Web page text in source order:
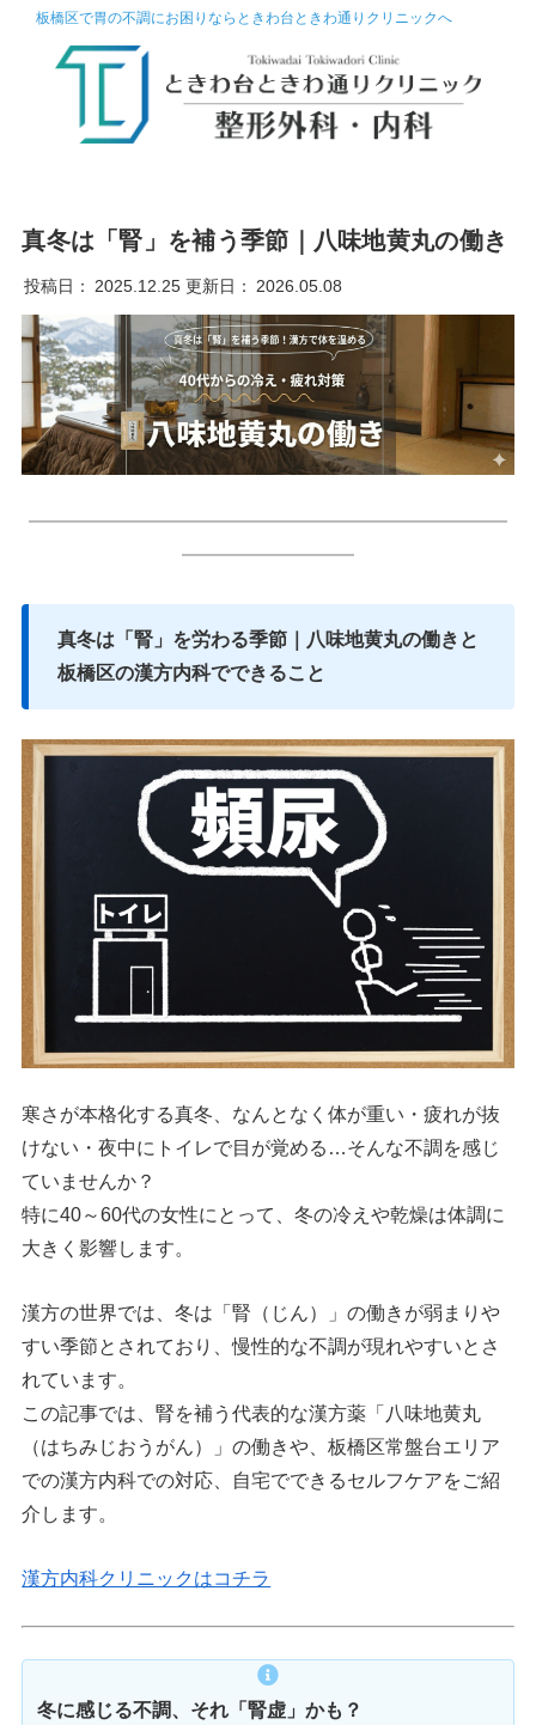
板橋区で胃の不調にお困りならときわ台ときわ通りクリニックへ
真冬は「腎」を補う季節｜八味地黄丸の働き
更新日： 2026.05.08
投稿日： 2025.12.25
━━━━━━━━━━━━━━━━━━━━━━━━━
━━━━━━━━━
真冬は「腎」を労わる季節｜八味地黄丸の働きと
板橋区の漢方内科でできること
寒さが本格化する真冬、なんとなく体が重い・疲れが抜
けない・夜中にトイレで目が覚める…そんな不調を感じ
ていませんか？
特に40～60代の女性にとって、冬の冷えや乾燥は体調に
大きく影響します。
漢方の世界では、冬は「腎（じん）」の働きが弱まりや
すい季節とされており、慢性的な不調が現れやすいとさ
れています。
この記事では、腎を補う代表的な漢方薬「八味地黄丸
（はちみじおうがん）」の働きや、板橋区常盤台エリア
での漢方内科での対応、自宅でできるセルフケアをご紹
介します。
漢方内科クリニックはコチラ
冬に感じる不調、それ「腎虚」かも？